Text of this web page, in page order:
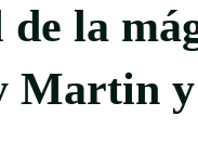
la
Martin